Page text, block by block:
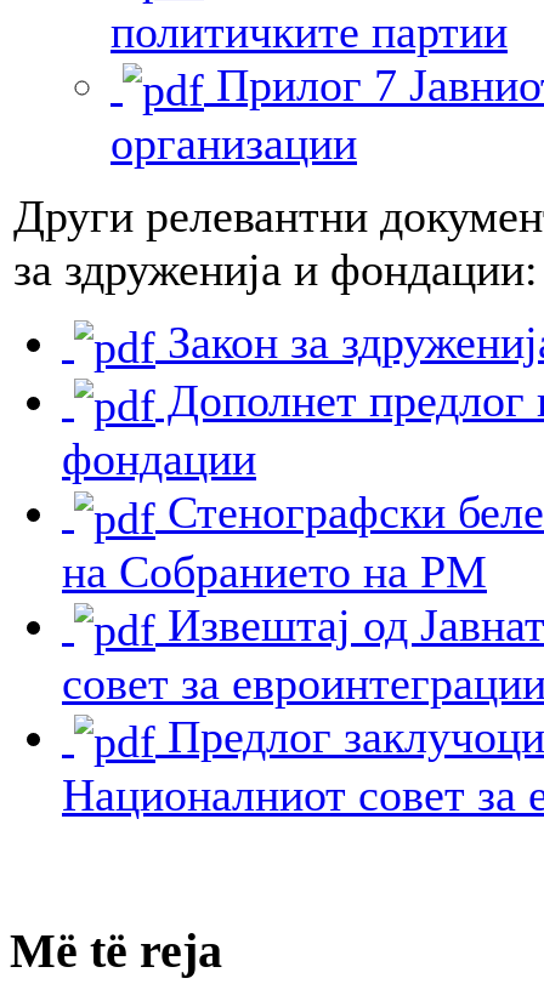
политичките партии
Прилог 7
организации
Други релевантни
за здруженија и фондации:
Закон за
Дополнет предлог
фондации
Стенографски
на Собранието на РМ
Извештај од
совет за
Предлог
Националниот совет за
Më të reja